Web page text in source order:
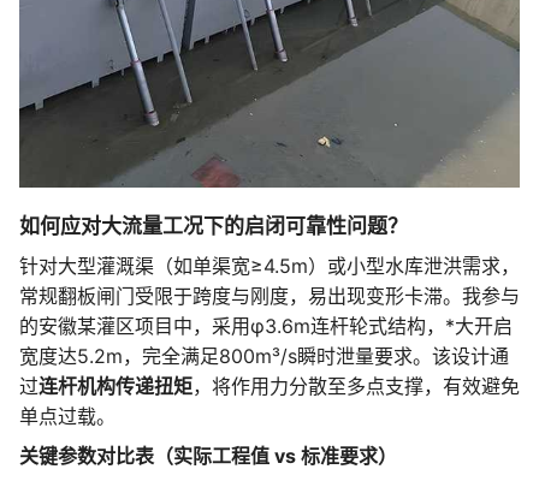
如何应对大流量工况下的启闭可靠性问题？
针对大型灌溉渠（如单渠宽≥4.5m）或小型水库泄洪需求，
常规翻板闸门受限于跨度与刚度，易出现变形卡滞。我参与
的安徽某灌区项目中，采用φ3.6m连杆轮式结构，*大开启
宽度达5.2m，完全满足800m³/s瞬时泄量要求。该设计通
过连杆机构传递扭矩，将作用力分散至多点支撑，有效避免
单点过载。
关键参数对比表（实际工程值 vs 标准要求）